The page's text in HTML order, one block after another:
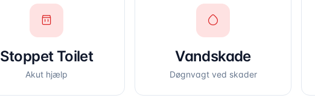
Stoppet Toilet
Akut hjælp
Vandskade
Døgnvagt ved skader